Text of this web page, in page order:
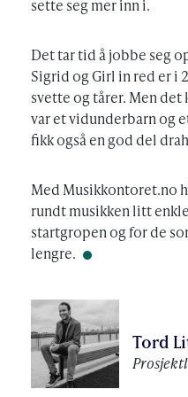
sette seg mer inn i.
Det tar tid å jobbe seg
Sigrid og Girl in red er i
svette og tårer. Men det
var et vidunderbarn og
fikk også en god del
Med Musikkontoret.no
rundt musikken litt
startgropen og for de
lengre.
Tord